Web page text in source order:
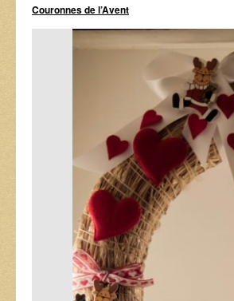
Couronnes de l’Avent